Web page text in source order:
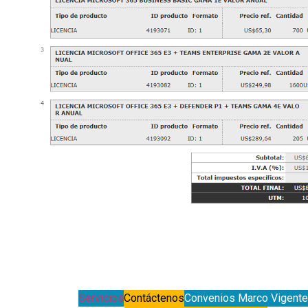
ServiciosContáctenosConvenios Marco